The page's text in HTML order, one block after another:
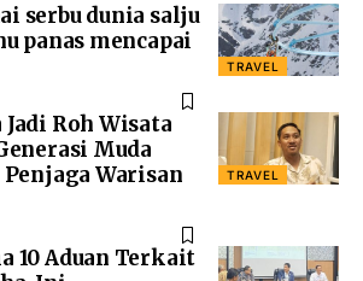
TRAVEL
serbu dunia salju
panas mencapai
TRAVEL
Roh Wisata
Muda
Warisan
10 Aduan Terkait